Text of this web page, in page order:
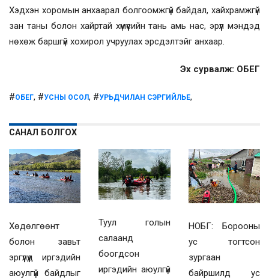
Хэдхэн хоромын анхаарал болгоомжгүй байдал, хайхрамжгүй
зан таны болон хайртай хүмүүсийн тань амь нас, эрүүл мэндэд
нөхөж баршгүй хохирол учруулах эрсдэлтэйг анхаар.
Эх сурвалж: ОБЕГ
#ОБЕГ, #УСНЫ ОСОЛ, #УРЬДЧИЛАН СЭРГИЙЛЬЕ,
САНАЛ БОЛГОХ
Хөдөлгөөнт
болон завьт
эргүүлүүд иргэдийн
аюулгүй байдлыг
Туул голын
салаанд
боогдсон
иргэдийн аюулгүй
НОБГ: Борооны
ус тогтсон
зургаан
байршилд ус